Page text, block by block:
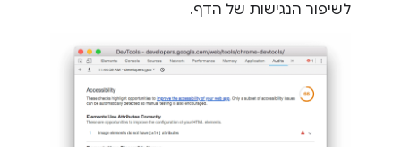
לשיפור הנגישות של הדף.